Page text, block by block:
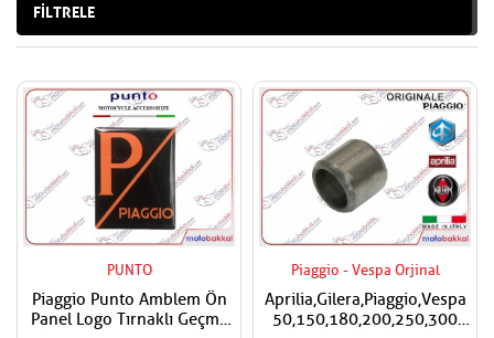
FİLTRELE
PUNTO
Piaggio Punto Amblem Ön
Panel Logo Tırnaklı Geçme
Piaggio - Vespa Orjinal
Aprilia,Gilera,Piaggio,Vespa
50,150,180,200,250,300